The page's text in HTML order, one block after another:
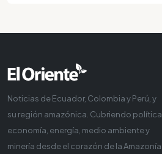
Noticias de Ecuador, Colombia y Perú, y
su región amazónica. Cubriendo política,
economía, energía, medio ambiente y
minería desde el corazón de la Amazonía